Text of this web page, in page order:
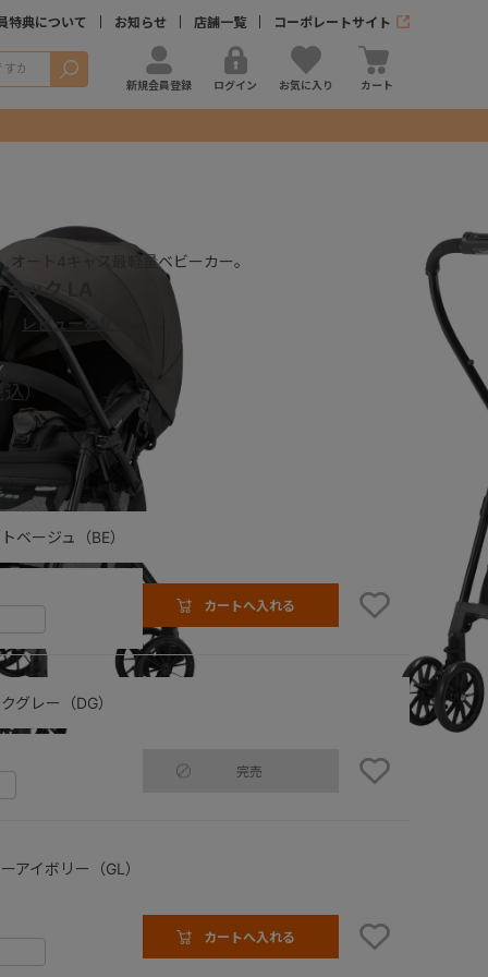
特典について お知らせ 店舗一覧 コーポレートサイト
検索
新規会員登録 ログイン お気に入り カート
（DG）
オート4キャス最軽量ベビーカー。
ック LA
レビューを見る
ベージュ（BE）
カートへ入れる
グレー（DG）
完売
アイボリー（GL）
カートへ入れる